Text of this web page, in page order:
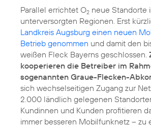
Parallel errichtet O2 neue Standorte
unterversorgten Regionen. Erst
Landkreis Augsburg einen neuen
Betrieb genommen und damit den
weißen Fleck Bayerns geschlossen.
kooperieren die Betreiber im
sogenannten Graue-Flecken-
sich wechselseitigen Zugang zur
2.000 ländlich gelegenen
Kundinnen und Kunden profitieren
immer besseren Mobilfunknetz – zu